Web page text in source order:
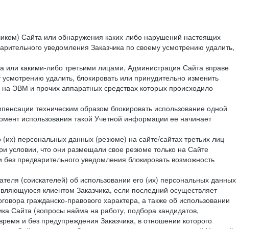
Сайта или обнаружения каких-либо нарушений настоящих
уведомления Заказчика по своему усмотрению удалить,
или какими-либо третьими лицами, Администрация Сайта вправе
удалить, блокировать или принудительно изменить
ЭВМ и прочих аппаратных средствах которых происходило
техническим образом блокировать использование одной
использования такой Учетной информации ее начинает
персональных данных (резюме) на сайте/сайтах третьих лиц
условии, что они размещали свое резюме только на Сайте
предварительного уведомления блокировать возможность
(соискателей) об использовании его (их) персональных данных
клиентом Заказчика, если последний осуществляет
гражданско-правового характера, а также об использовании
Сайта (вопросы найма на работу, подбора кандидатов,
и без предупреждения Заказчика, в отношении которого